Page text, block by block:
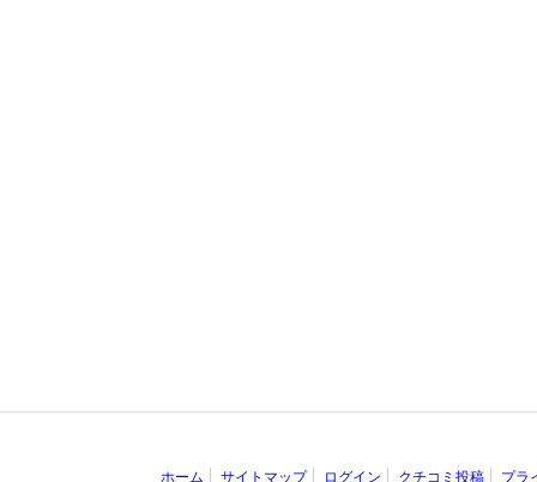
ホーム サイトマップ ログイン クチコミ投稿 プラ